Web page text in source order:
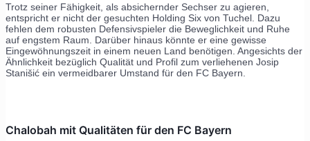
Trotz seiner Fähigkeit, als absichernder Sechser zu agieren,
entspricht er nicht der gesuchten Holding Six von Tuchel. Dazu
fehlen dem robusten Defensivspieler die Beweglichkeit und Ruhe
auf engstem Raum. Darüber hinaus könnte er eine gewisse
Eingewöhnungszeit in einem neuen Land benötigen. Angesichts der
Ähnlichkeit bezüglich Qualität und Profil zum verliehenen Josip
Stanišić ein vermeidbarer Umstand für den FC Bayern.
Chalobah mit Qualitäten für den FC Bayern